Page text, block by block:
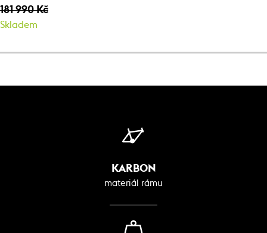
181 990 Kč
Skladem
KARBON
materiál rámu